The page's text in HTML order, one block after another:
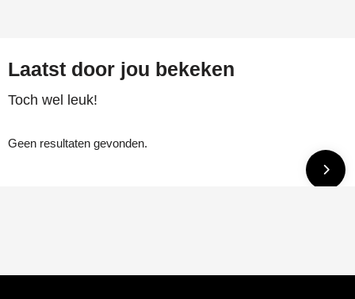
Laatst door jou bekeken
Toch wel leuk!
Geen resultaten gevonden.